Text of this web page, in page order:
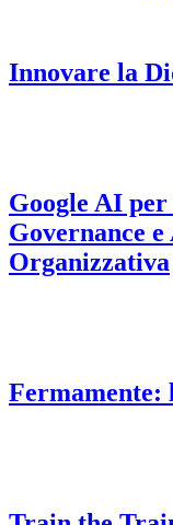
Innovare la
Google AI
Governance
Organizzativa
Fermamente: